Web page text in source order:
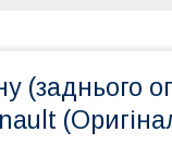
(заднього